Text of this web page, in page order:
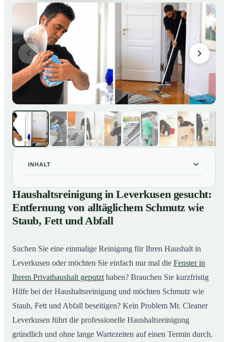
INHALT
Haushaltsreinigung in Leverkusen gesucht: Entfernung
von alltäglichem Schmutz wie Staub, Fett und Abfall
02
So läuft eine professionelle Haushaltsreinigung in
Leverkusen ab
Haushaltsreinigung in Leverkusen gesucht:
Entfernung von alltäglichem Schmutz wie
Staub, Fett und Abfall
Suchen Sie eine einmalige Reinigung für Ihren Haushalt in
Leverkusen oder möchten Sie einfach nur mal die Fenster in
Ihrem Privathaushalt geputzt haben? Brauchen Sie kurzfristig
Hilfe bei der Haushaltsreinigung und möchten Schmutz wie
Staub, Fett und Abfall beseitigen? Kein Problem Mr. Cleaner
Leverkusen führt die professionelle Haushaltsreinigung
gründlich und ohne lange Wartezeiten auf einen Termin durch.